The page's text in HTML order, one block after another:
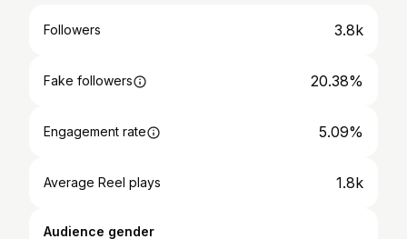
Followers 3.8k
Fake followers 20.38%
Engagement rate 5.09%
Average Reel plays 1.8k
Audience gender